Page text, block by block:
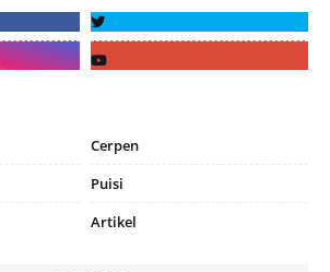
Cerpen
Puisi
Artikel